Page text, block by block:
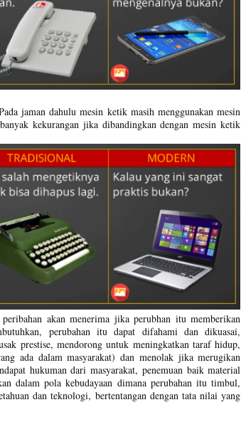
jaman dahulu mesin ketik masih menggunakan mesin
kekurangan jika dibandingkan dengan mesin ketik
akan menerima jika perubhan itu memberikan
perubahan itu dapat difahami dan dikuasai,
prestise, mendorong untuk meningkatkan taraf hidup,
ada dalam masyarakat) dan menolak jika merugikan
hukuman dari masyarakat, penemuan baik material
dalam pola kebudayaan dimana perubahan itu timbul,
dan teknologi, bertentangan dengan tata nilai yang